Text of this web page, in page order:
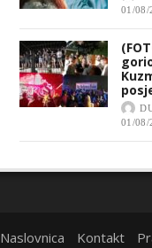
01/08/
01/08/
Naslovnica Kontakt